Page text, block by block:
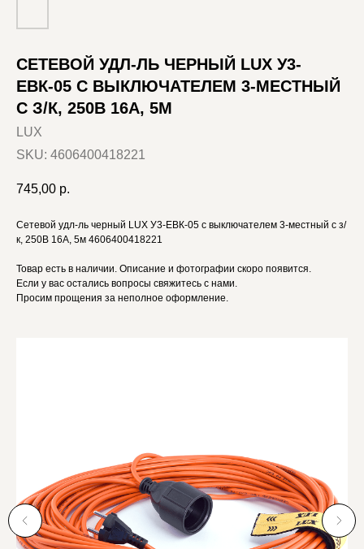
СЕТЕВОЙ УДЛ-ЛЬ ЧЕРНЫЙ LUX У3-
ЕВК-05 С ВЫКЛЮЧАТЕЛЕМ 3-МЕСТНЫЙ
С З/К, 250В 16А, 5М
LUX
SKU: 4606400418221
745,00 р.
Сетевой удл-ль черный LUX У3-ЕВК-05 с выключателем 3-местный с з/
к, 250В 16А, 5м 4606400418221
Товар есть в наличии. Описание и фотографии скоро появится.
Если у вас остались вопросы свяжитесь с нами.
Просим прощения за неполное оформление.